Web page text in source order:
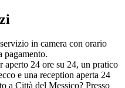
in camera con orario
pagamento.
aperto 24 ore su 24, un pratico
e una reception aperta 24
a Città del Messico? Presso